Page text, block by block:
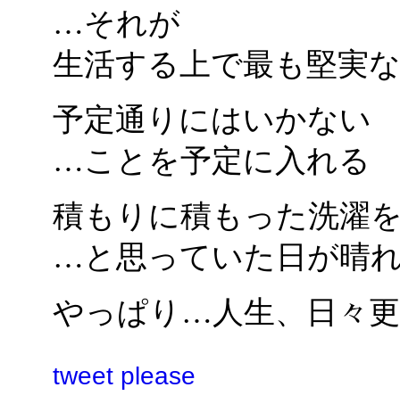
…それが
生活する上で最も堅実
予定通りにはいかない
…ことを予定に入れる
積もりに積もった洗濯
…と思っていた日が晴
やっぱり…人生、日々
tweet please